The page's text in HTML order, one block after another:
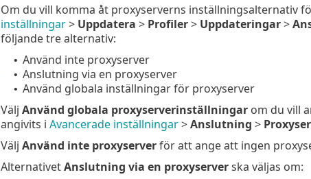
Om du vill komma åt proxyserverns inställningsalternativ
inställningar> Uppdatera > Profiler> Uppdateringar>
följande tre alternativ:
• Använd inte proxyserver
• Anslutning via en proxyserver
• Använd globala inställningar för proxyserver
Välj Använd globala proxyserverinställningarom du vill
angivits i Avancerade inställningar>Anslutning >
Välj Använd inte proxyserverför att ange att ingen
AlternativetAnslutning via en proxyserverska väljas om: